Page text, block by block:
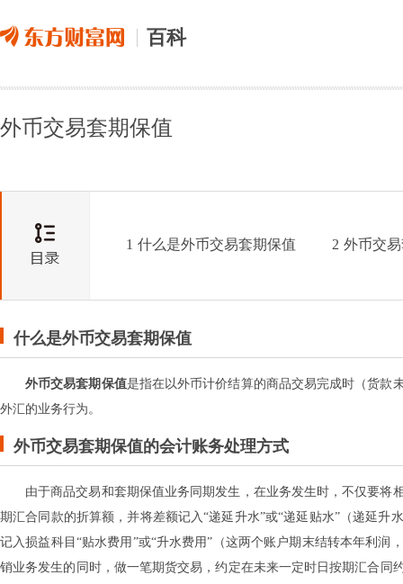
百科
外币交易套期保值
1 什么是外币交易套期保值 2 外币交
什么是外币交易套期保值
外币交易套期保值是指在以外币计价结算的商品交易完成时（货款
外汇的业务行为。
外币交易套期保值的会计账务处理方式
由于商品交易和套期保值业务同期发生，在业务发生时，不仅要
期汇合同款的折算额，并将差额记入“递延升水”或“递延贴水”（递延
记入损益科目“贴水费用”或“升水费用”（这两个账户期末结转本年利
销业务发生的同时，做一笔期货交易，约定在未来一定时日按期汇合